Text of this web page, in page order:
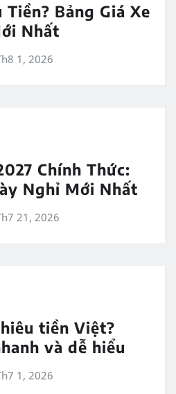
Bảng Giá Xe
Nhất
1, 2026
Chính Thức:
Nghỉ Mới Nhất
21, 2026
tiền Việt?
và dễ hiểu
1, 2026